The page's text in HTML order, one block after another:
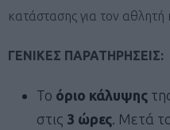
κατάστασης για τον αθλητή
ΓΕΝΙΚΕΣ ΠΑΡΑΤΗΡΗΣΕΙΣ:
Το όριο κάλυψης
στις 3 ώρες . Μετά